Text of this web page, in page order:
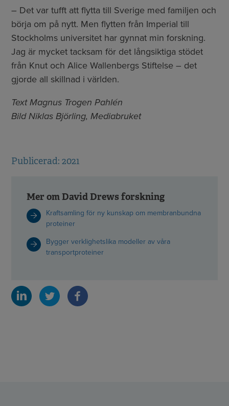
– Det var tufft att flytta till Sverige med familjen och
börja om på nytt. Men flytten från Imperial till
Stockholms universitet har gynnat min forskning.
Jag är mycket tacksam för det långsiktiga stödet
från Knut och Alice Wallenbergs Stiftelse – det
gjorde all skillnad i världen.
Text Magnus Trogen Pahlén
Bild Niklas Björling, Mediabruket
Publicerad: 2021
Mer om David Drews forskning
Kraftsamling för ny kunskap om membranbundna
proteiner
Bygger verklighetslika modeller av våra
transportproteiner